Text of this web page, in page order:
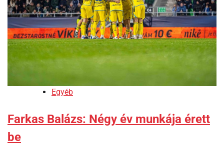
Egyéb
Farkas Balázs: Négy év munkája érett
be